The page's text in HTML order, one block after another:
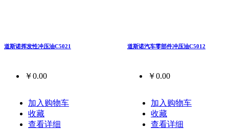
道斯诺挥发性冲压油C5021
￥0.00
加入购物车
收藏
查看详细
道斯诺汽车零部件冲压油C5012
￥0.00
加入购物车
收藏
查看详细